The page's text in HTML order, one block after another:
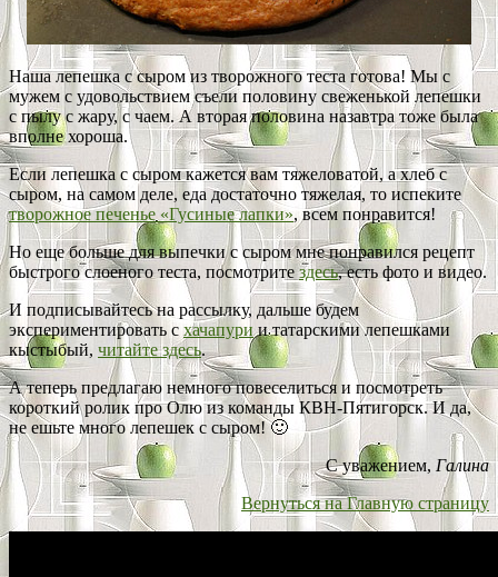
Наша лепешка с сыром из творожного теста готова! Мы с
мужем с удовольствием съели половину свеженькой лепешки
с пылу с жару, с чаем. А вторая половина назавтра тоже была
вполне хороша.
Если лепешка с сыром кажется вам тяжеловатой, а хлеб с
сыром, на самом деле, еда достаточно тяжелая, то испеките
творожное печенье «Гусиные лапки», всем понравится!
Но еще больше для выпечки с сыром мне понравился рецепт
быстрого слоеного теста, посмотритездесь, есть фото и видео.
И подписывайтесь на рассылку, дальше будем
экспериментировать с хачапурии татарскими лепешками
кыстыбый, читайте здесь.
А теперь предлагаю немного повеселиться и посмотреть
короткий ролик про Олю из команды КВН-Пятигорск. И да,
не ешьте много лепешек с сыром! 🙂
С уважением, Галина
Вернуться на Главную страницу